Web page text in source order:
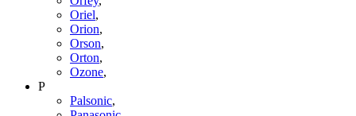
Oriel,
Orion,
Orson,
Orton,
Ozone,
P
Palsonic,